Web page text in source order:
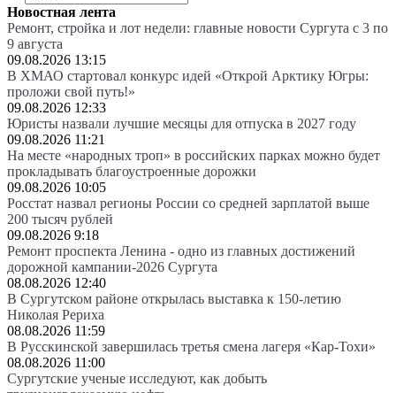
Новостная лента
Ремонт, стройка и лот недели: главные новости Сургута с 3 по
9 августа
09.08.2026 13:15
В ХМАО стартовал конкурс идей «Открой Арктику Югры:
проложи свой путь!»
09.08.2026 12:33
Юристы назвали лучшие месяцы для отпуска в 2027 году
09.08.2026 11:21
На месте «народных троп» в российских парках можно будет
прокладывать благоустроенные дорожки
09.08.2026 10:05
Росстат назвал регионы России со средней зарплатой выше
200 тысяч рублей
09.08.2026 9:18
Ремонт проспекта Ленина - одно из главных достижений
дорожной кампании-2026 Сургута
08.08.2026 12:40
В Сургутском районе открылась выставка к 150-летию
Николая Рериха
08.08.2026 11:59
В Русскинской завершилась третья смена лагеря «Кар-Тохи»
08.08.2026 11:00
Сургутские ученые исследуют, как добыть